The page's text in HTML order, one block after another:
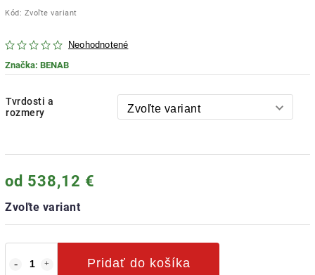
Kód: Zvoľte variant
Neohodnotené
Značka: BENAB
Tvrdosti a
rozmery
od 538,12 €
Zvoľte variant
Pridať do košíka